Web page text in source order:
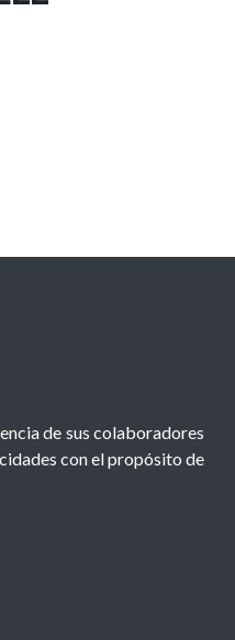
de sus colaboradores
con el propósito de